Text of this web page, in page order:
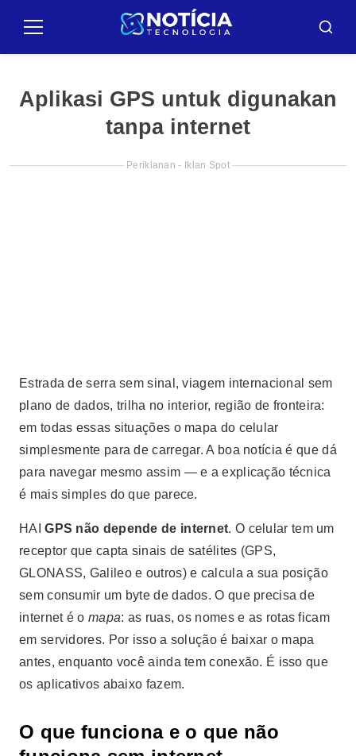
paraMenu Cari
Aplikasi GPS untuk digunakan
tanpa internet
Periklanan - Iklan Spot
Estrada de serra sem sinal, viagem internacional sem
plano de dados, trilha no interior, região de fronteira:
em todas essas situações o mapa do celular
simplesmente para de carregar. A boa notícia é que dá
para navegar mesmo assim — e a explicação técnica
é mais simples do que parece.
HAIGPS não depende de internet. O celular tem um
receptor que capta sinais de satélites (GPS,
GLONASS, Galileo e outros) e calcula a sua posição
sem consumir um byte de dados. O que precisa de
internet é o mapa: as ruas, os nomes e as rotas ficam
em servidores. Por isso a solução é baixar o mapa
antes, enquanto você ainda tem conexão. É isso que
os aplicativos abaixo fazem.
O que funciona e o que não